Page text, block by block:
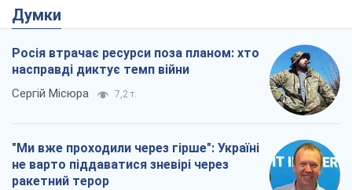
Думки
Росія втрачає ресурси поза планом: хто
насправді диктує темп війни
Сергій Місюра 7,2 т.
"Ми вже проходили через гірше": Україні
не варто піддаватися зневірі через
ракетний терор